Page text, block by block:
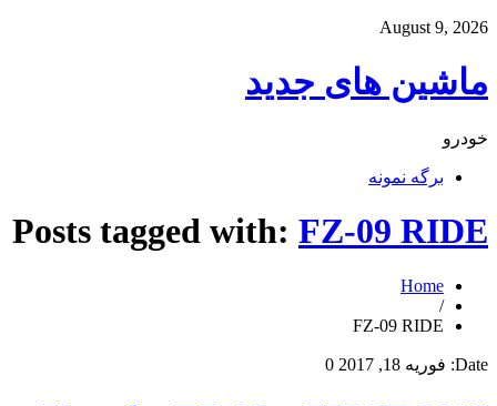
August 9, 2026
ماشین های جدید
خودرو
برگه نمونه
Posts tagged with: FZ-09 RIDE
Home
/
FZ-09 RIDE
Date: فوریه 18, 2017 0